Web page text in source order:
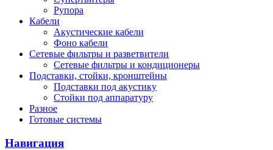
Рупора
Кабели
Акустические кабели
Фоно кабели
Сетевые фильтры и разветвители
Сетевые фильтры и кондиционеры
Подставки, стойки, кронштейны
Подставки под акустику
Стойки под аппаратуру
Разное
Готовые системы
Навигация